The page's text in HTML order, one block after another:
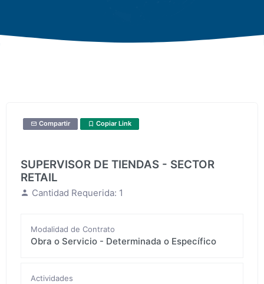
Compartir Copiar Link
SUPERVISOR DE TIENDAS - SECTOR
RETAIL
Cantidad Requerida: 1
Modalidad de Contrato
Obra o Servicio - Determinada o Específico
Actividades